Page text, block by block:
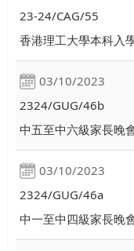
23-24/CAG/55
香港理工大學本科入
03/10/2023
2324/GUG/46b
中五至中六級家長晚
03/10/2023
2324/GUG/46a
中一至中四級家長晚